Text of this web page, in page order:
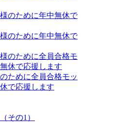
のために年中無休で
のために年中無休で
のために全員合格モ
休で応援します
ために全員合格モッ
で応援します
その1）